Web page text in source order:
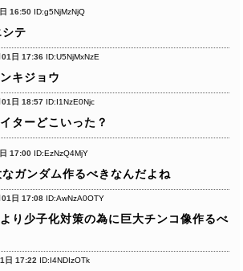
16:50 ID:g5NjMzNjQ
テ
日 17:36 ID:U5NjMxNzE
キジョウ
日 18:57 ID:I1NzE0Njc
ターどこいった？
17:00 ID:EzNzQ4MjY
ガンダム作るべきなんだよね
日 17:08 ID:AwNzA0OTY
り少子化対策の為に巨大チンコ像作るべ
日 17:22 ID:I4NDIzOTk